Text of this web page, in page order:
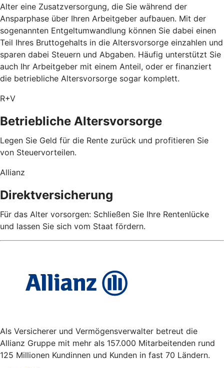
Alter eine Zusatzversorgung, die Sie während der
Ansparphase über Ihren Arbeitgeber aufbauen. Mit der
sogenannten Entgeltumwandlung können Sie dabei einen
Teil Ihres Bruttogehalts in die Altersvorsorge einzahlen und
sparen dabei Steuern und Abgaben. Häufig unterstützt Sie
auch Ihr Arbeitgeber mit einem Anteil, oder er finanziert
die betriebliche Altersvorsorge sogar komplett.
R+V
Betriebliche Altersvorsorge
Legen Sie Geld für die Rente zurück und profitieren Sie
von Steuervorteilen.
Allianz
Direktversicherung
Für das Alter vorsorgen: Schließen Sie Ihre Rentenlücke
und lassen Sie sich vom Staat fördern.
Als Versicherer und Vermögensverwalter betreut die
Allianz Gruppe mit mehr als 157.000 Mitarbeitenden rund
125 Millionen Kundinnen und Kunden in fast 70 Ländern.